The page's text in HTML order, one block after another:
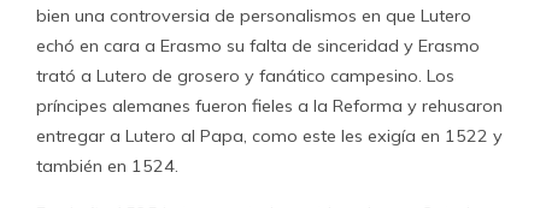
bien una controversia de personalismos en que Lutero
echó en cara a Erasmo su falta de sinceridad y Erasmo
trató a Lutero de grosero y fanático campesino. Los
príncipes alemanes fueron fieles a la Reforma y rehusaron
entregar a Lutero al Papa, como este les exigía en 1522 y
también en 1524.